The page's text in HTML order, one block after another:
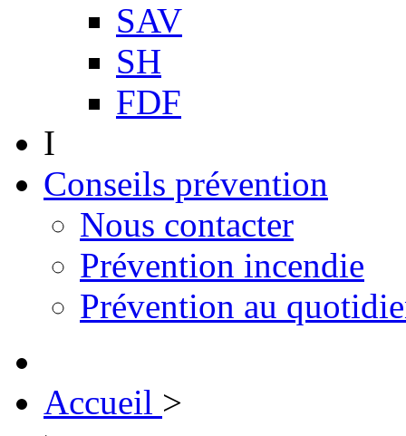
SAV
SH
FDF
I
Conseils prévention
Nous contacter
Prévention incendie
Prévention au
Accueil >